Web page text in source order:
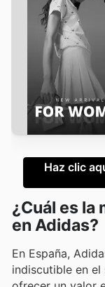
Haz clic
¿Cuál es la
en Adidas?
En España,
indiscutible en